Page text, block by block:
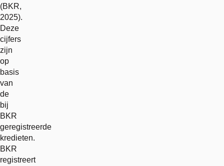
(BKR,
2025).
Deze
cijfers
zijn
op
basis
van
de
bij
BKR
geregistreerde
kredieten.
BKR
registreert